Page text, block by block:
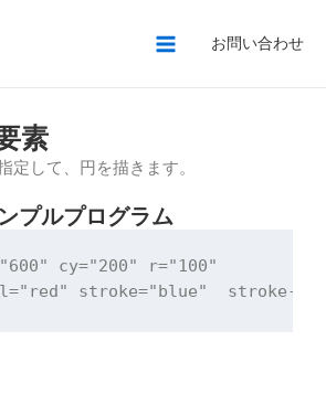
お問い合わせ
素
定して、円を描きます。
プルプログラム
cy="200" r="100"